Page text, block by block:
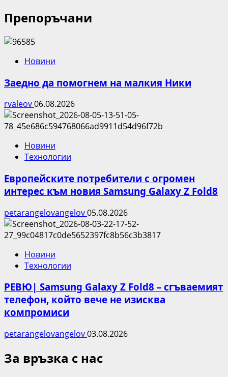
Препоръчани
Новини
Заедно да помогнем на малкия Ники
rvaleov06.08.2026
Новини
Технологии
Европейските потребители с огромен
интерес към новия Samsung Galaxy Z Fold8
petarangelovangelov05.08.2026
Новини
Технологии
РЕВЮ| Samsung Galaxy Z Fold8 – сгъваемият
телефон, който вече не изисква
компромиси
petarangelovangelov03.08.2026
За връзка с нас